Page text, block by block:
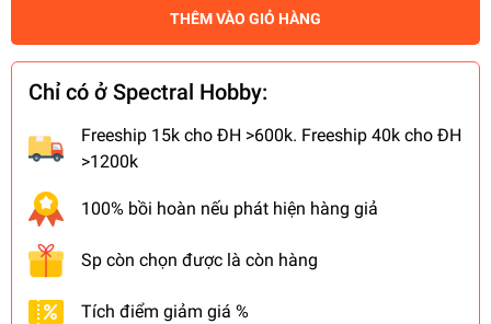
THÊM VÀO GIỎ HÀNG
Chỉ có ở Spectral Hobby:
Freeship 15k cho ĐH >600k. Freeship 40k cho ĐH
>1200k
100% bồi hoàn nếu phát hiện hàng giả
Sp còn chọn được là còn hàng
Tích điểm giảm giá %